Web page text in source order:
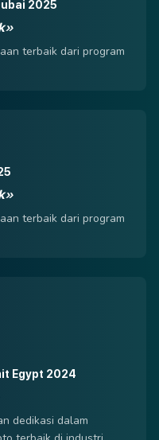
2025
terbaik dari program
terbaik dari program
Egypt 2024
dedikasi dalam